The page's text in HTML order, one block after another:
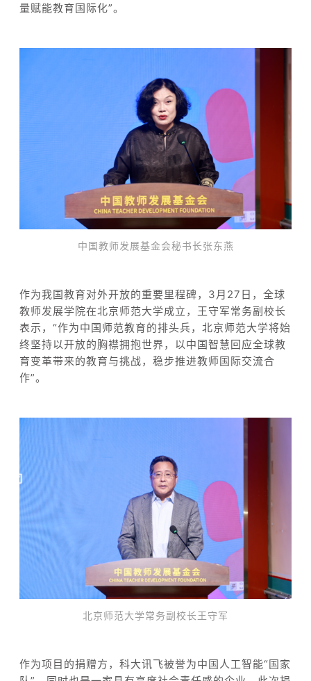
量赋能教育国际化”。
中国教师发展基金会秘书长张东燕
作为我国教育对外开放的重要里程碑，3月27日，全球
教师发展学院在北京师范大学成立，王守军常务副校长
表示，“作为中国师范教育的排头兵，北京师范大学将始
终坚持以开放的胸襟拥抱世界，以中国智慧回应全球教
育变革带来的教育与挑战，稳步推进教师国际交流合
作”。
北京师范大学常务副校长王守军
作为项目的捐赠方，科大讯飞被誉为中国人工智能“国家